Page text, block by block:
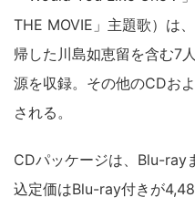
THE MOVIE」主題歌）は
帰した川島如恵留を含む7
源を収録。その他のCDお
される。
CDパッケージは、Blu-ray
込定価はBlu-ray付きが